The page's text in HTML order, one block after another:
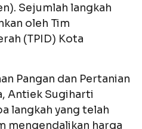
Sejumlah langkah
oleh Tim
(TPID) Kota
Pangan dan Pertanian
Antiek Sugiharti
langkah yang telah
mengendalikan harga